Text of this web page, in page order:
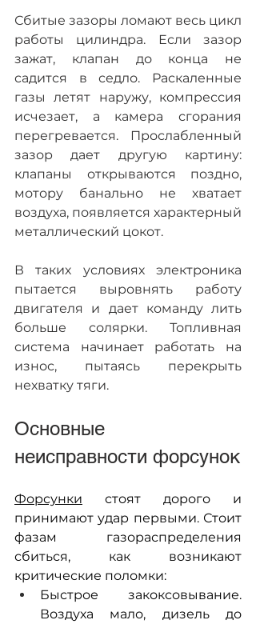
Сбитые зазоры ломают весь цикл
работы цилиндра. Если зазор
зажат, клапан до конца не
садится в седло. Раскаленные
газы летят наружу, компрессия
исчезает, а камера сгорания
перегревается. Прослабленный
зазор дает другую картину:
клапаны открываются поздно,
мотору банально не хватает
воздуха, появляется характерный
металлический цокот.
В таких условиях электроника
пытается выровнять работу
двигателя и дает команду лить
больше солярки. Топливная
система начинает работать на
износ, пытаясь перекрыть
нехватку тяги.
Основные
неисправности форсунок
Форсунки стоят дорого и
принимают удар первыми. Стоит
фазам газораспределения
сбиться, как возникают
критические поломки:
Быстрое закоксовывание.
Воздуха мало, дизель до